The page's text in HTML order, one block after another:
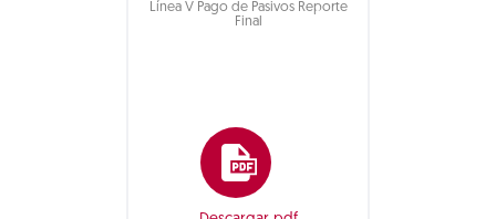
Línea V Pago de Pasivos Reporte
Final